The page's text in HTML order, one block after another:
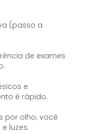
(passo a
de exames
e
é rápido.
por olho; você
luzes.